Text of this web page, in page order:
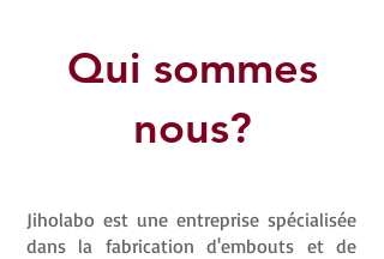
Qui sommes
nous?
Jiholabo est une entreprise spécialisée
dans la fabrication d'embouts et de